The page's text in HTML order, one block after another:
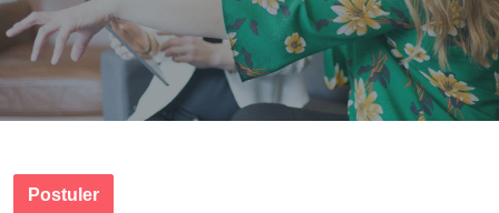
Postuler